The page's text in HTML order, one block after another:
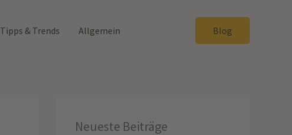
Tipps & Trends Allgemein Blog
Neueste Beiträge